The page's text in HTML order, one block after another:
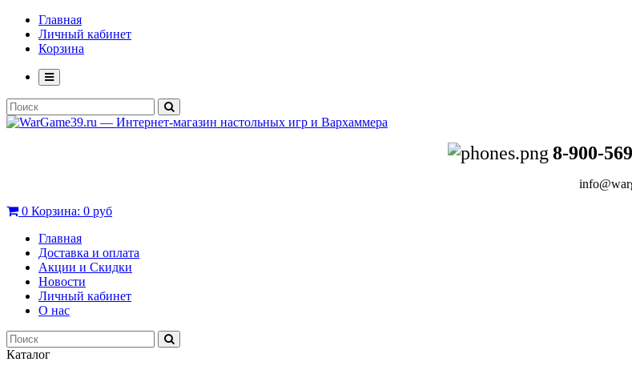
Главная
Личный кабинет
Корзина
8-900-
0 Корзина: 0 руб
Главная
Доставка и оплата
Акции и Скидки
Новости
Личный кабинет
О нас
Каталог